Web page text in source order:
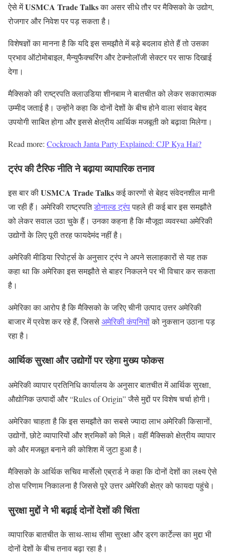
ऐसे मेंUSMCA Trade Talksका असर सीधे तौर पर मैक्सिको के उद्योग,
रोजगार और निवेश पर पड़ सकता है।
विशेषज्ञों का मानना है कि यदि इस समझौते में बड़े बदलाव होते हैं तो उसका
प्रभाव ऑटोमोबाइल, मैन्युफैक्चरिंग और टेक्नोलॉजी सेक्टर पर साफ दिखाई
देगा।
मैक्सिको की राष्ट्रपति क्लाउडिया शीनबाम ने बातचीत को लेकर सकारात्मक
उम्मीद जताई है। उन्होंने कहा कि दोनों देशों के बीच होने वाला संवाद बेहद
उपयोगी साबित होगा और इससे क्षेत्रीय आर्थिक मजबूती को बढ़ावा मिलेगा।
Read more: Cockroach Janta Party Explained: CJP Kya Hai?
ट्रंप की टैरिफ नीति ने बढ़ाया व्यापारिक तनाव
इस बार कीUSMCA Trade Talksकई कारणों से बेहद संवेदनशील मानी
जा रही हैं। अमेरिकी राष्ट्रपतिडोनाल्ड ट्रंपपहले ही कई बार इस समझौते
को लेकर सवाल उठा चुके हैं। उनका कहना है कि मौजूदा व्यवस्था अमेरिकी
उद्योगों के लिए पूरी तरह फायदेमंद नहीं है।
अमेरिकी मीडिया रिपोर्ट्स के अनुसार ट्रंप ने अपने सलाहकारों से यह तक
कहा था कि अमेरिका इस समझौते से बाहर निकलने पर भी विचार कर सकता
है।
अमेरिका का आरोप है कि मैक्सिको के जरिए चीनी उत्पाद उत्तर अमेरिकी
बाजार में प्रवेश कर रहे हैं, जिससेअमेरिकी कंपनियोंको नुकसान उठाना पड़
रहा है।
आर्थिक सुरक्षा और उद्योगों पर रहेगा मुख्य फोकस
अमेरिकी व्यापार प्रतिनिधि कार्यालय के अनुसार बातचीत में आर्थिक सुरक्षा,
औद्योगिक उत्पादों और “Rules of Origin” जैसे मुद्दों पर विशेष चर्चा होगी।
अमेरिका चाहता है कि इस समझौते का सबसे ज्यादा लाभ अमेरिकी किसानों,
उद्योगों, छोटे व्यापारियों और श्रमिकों को मिले। वहीं मैक्सिको क्षेत्रीय व्यापार
को और मजबूत बनाने की कोशिश में जुटा हुआ है।
मैक्सिको के आर्थिक सचिव मार्सेलो एब्रार्ड ने कहा कि दोनों देशों का लक्ष्य ऐसे
ठोस परिणाम निकालना है जिससे पूरे उत्तर अमेरिकी क्षेत्र को फायदा पहुंचे।
सुरक्षा मुद्दों ने भी बढ़ाई दोनों देशों की चिंता
व्यापारिक बातचीत के साथ-साथ सीमा सुरक्षा और ड्रग कार्टेल्स का मुद्दा भी
दोनों देशों के बीच तनाव बढ़ा रहा है।